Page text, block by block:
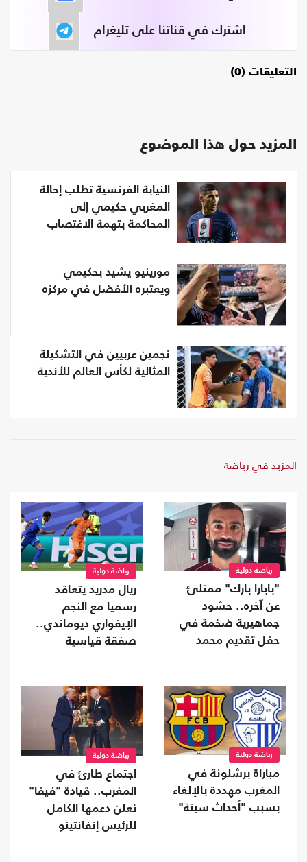
اشترك في قناتنا على تليغرام
التعليقات (0)
المزيد حول هذا الموضوع
النيابة الفرنسية تطلب إحالة
المغربي حكيمي إلى
المحاكمة بتهمة الاغتصاب
مورينيو يشيد بحكيمي
ويعتبره الأفضل في مركزه
نجمين عربيين في التشكيلة
المثالية لكأس العالم للأندية
المزيد في رياضة
رياضة دولية
"بابارا بارك" ممتلئ
عن آخره.. حشود
جماهيرية ضخمة في
حفل تقديم محمد
رياضة دولية
ريال مدريد يتعاقد
رسميا مع النجم
الإيفواري ديوماندي..
صفقة قياسية
رياضة دولية
مباراة برشلونة في
المغرب مهددة بالإلغاء
بسبب "أحداث سبتة"
رياضة دولية
اجتماع طارئ في
المغرب.. قيادة "فيفا"
تعلن دعمها الكامل
للرئيس إنفانتينو